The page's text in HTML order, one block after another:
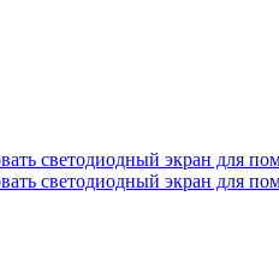
светодиодный экран для
светодиодный экран для